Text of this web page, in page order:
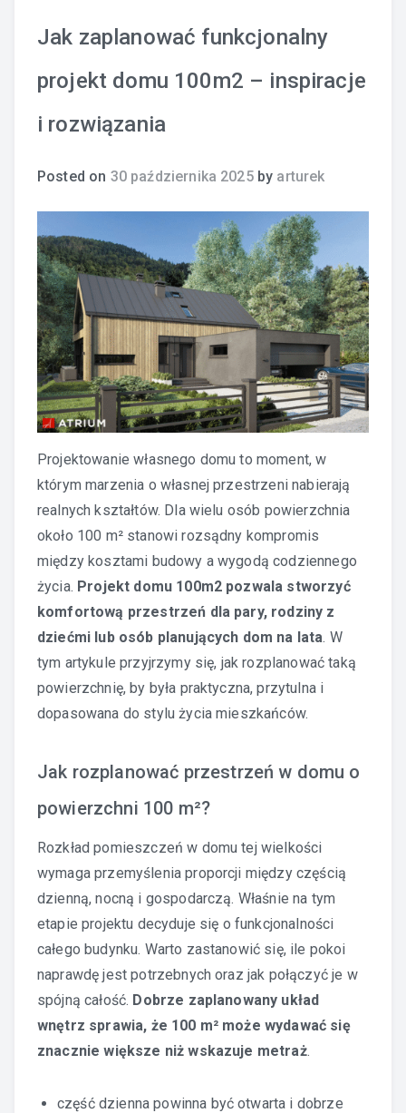
Jak zaplanować funkcjonalny
projekt domu 100m2 – inspiracje
i rozwiązania
Posted on 30 października 2025by arturek
Projektowanie własnego domu to moment, w
którym marzenia o własnej przestrzeni nabierają
realnych kształtów. Dla wielu osób powierzchnia
około 100 m² stanowi rozsądny kompromis
między kosztami budowy a wygodą codziennego
życia. Projekt domu 100m2 pozwala stworzyć
komfortową przestrzeń dla pary, rodziny z
dziećmi lub osób planujących dom na lata. W
tym artykule przyjrzymy się, jak rozplanować taką
powierzchnię, by była praktyczna, przytulna i
dopasowana do stylu życia mieszkańców.
Jak rozplanować przestrzeń w domu o
powierzchni 100 m²?
Rozkład pomieszczeń w domu tej wielkości
wymaga przemyślenia proporcji między częścią
dzienną, nocną i gospodarczą. Właśnie na tym
etapie projektu decyduje się o funkcjonalności
całego budynku. Warto zastanowić się, ile pokoi
naprawdę jest potrzebnych oraz jak połączyć je w
spójną całość. Dobrze zaplanowany układ
wnętrz sprawia, że 100 m² może wydawać się
znacznie większe niż wskazuje metraż.
część dzienna powinna być otwarta i dobrze